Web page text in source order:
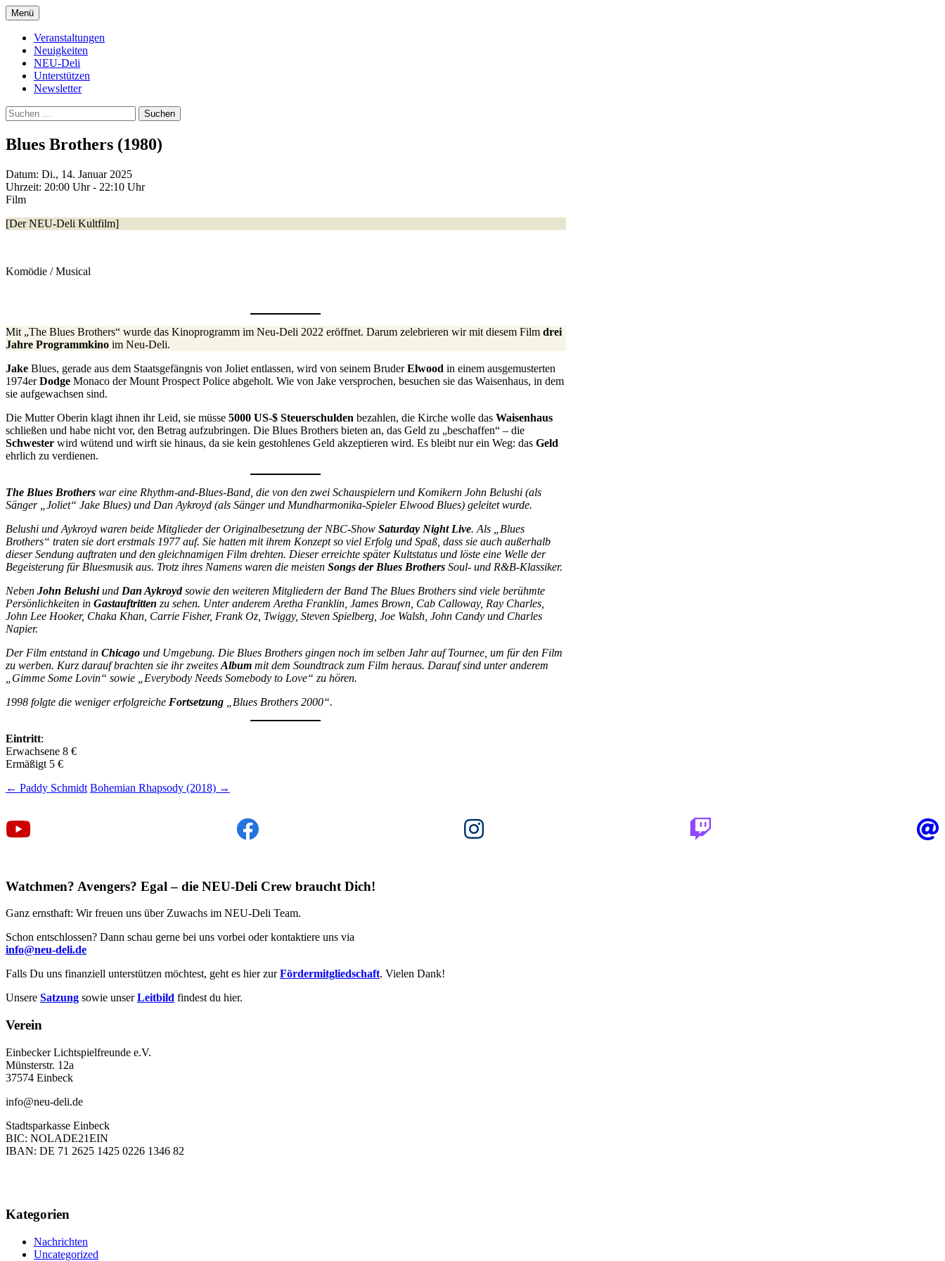
Zum
Inhalt
springen
NeuDeli Einbeck
Menü
Veranstaltungen
Neuigkeiten
NEU-Deli
Unterstützen
Newsletter
Suchen
nach:
Blues Brothers (1980)
Datum: Di., 14. Januar 2025
Uhrzeit: 20:00 Uhr - 22:10 Uhr
Film
[Der NEU-Deli Kultfilm]
Komödie / Musical
Mit „The Blues Brothers“ wurde das Kinoprogramm im Neu-Deli 2022 eröffnet. Darum zelebrieren wir mit diesem Film drei
Jahre Programmkino im Neu-Deli.
Jake Blues, gerade aus dem Staatsgefängnis von Joliet entlassen, wird von seinem BruderElwood in einem ausgemusterten
1974erDodge Monaco der Mount Prospect Police abgeholt. Wie von Jake versprochen, besuchen sie das Waisenhaus, in dem
sie aufgewachsen sind.
Die Mutter Oberin klagt ihnen ihr Leid, sie müsse 5000 US-$ Steuerschulden bezahlen, die Kirche wolle das Waisenhaus
schließen und habe nicht vor, den Betrag aufzubringen. Die Blues Brothers bieten an, das Geld zu „beschaffen“ – die
Schwester wird wütend und wirft sie hinaus, da sie kein gestohlenes Geld akzeptieren wird. Es bleibt nur ein Weg: das Geld
ehrlich zu verdienen.
The Blues Brothers war eine Rhythm-and-Blues-Band, die von den zwei Schauspielern und Komikern John Belushi (als
Sänger „Joliet“ Jake Blues) und Dan Aykroyd (als Sänger und Mundharmonika-Spieler Elwood Blues) geleitet wurde.
Belushi und Aykroyd waren beide Mitglieder der Originalbesetzung der NBC-Show Saturday Night Live. Als „Blues
Brothers“ traten sie dort erstmals 1977 auf. Sie hatten mit ihrem Konzept so viel Erfolg und Spaß, dass sie auch außerhalb
dieser Sendung auftraten und den gleichnamigen Film drehten. Dieser erreichte später Kultstatus und löste eine Welle der
Begeisterung für Bluesmusik aus. Trotz ihres Namens waren die meisten Songs der Blues Brothers Soul- und R&B-Klassiker.
Neben John Belushiund Dan Aykroydsowie den weiteren Mitgliedern der Band The Blues Brothers sind viele berühmte
Persönlichkeiten in Gastauftritten zu sehen. Unter anderem Aretha Franklin, James Brown, Cab Calloway, Ray Charles,
John Lee Hooker, Chaka Khan, Carrie Fisher, Frank Oz, Twiggy, Steven Spielberg, Joe Walsh, John Candy und Charles
Napier.
Der Film entstand in Chicago und Umgebung. Die Blues Brothers gingen noch im selben Jahr auf Tournee, um für den Film
zu werben. Kurz darauf brachten sie ihr zweites Album mit dem Soundtrack zum Film heraus. Darauf sind unter anderem
„Gimme Some Lovin“ sowie „Everybody Needs Somebody to Love“ zu hören.
1998 folgte die weniger erfolgreiche Fortsetzung „Blues Brothers 2000“.
Eintritt:
Erwachsene 8 €
Ermäßigt 5 €
Beitragsnavigation
← Paddy Schmidt Bohemian Rhapsody (2018) →
Watchmen? Avengers? Egal – die NEU-Deli Crew braucht Dich!
Ganz ernsthaft: Wir freuen uns über Zuwachs im NEU-Deli Team.
Schon entschlossen? Dann schau gerne bei uns vorbei oder kontaktiere uns via
info@neu-deli.de
Falls Du uns finanziell unterstützen möchtest, geht es hier zurFördermitgliedschaft. Vielen Dank!
Unsere Satzung sowie unserLeitbild findest du hier.
Verein
Einbecker Lichtspielfreunde e.V.
Münsterstr. 12a
37574 Einbeck
info@neu-deli.de
Stadtsparkasse Einbeck
BIC: NOLADE21EIN
IBAN: DE 71 2625 1425 0226 1346 82
Kategorien
Nachrichten
Uncategorized